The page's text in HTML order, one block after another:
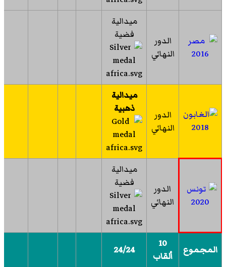
2016
الدور
النهائي
ميدالية
فضية
2018
الدور
النهائي
ميدالية
ذهبية
2020
الدور
النهائي
ميدالية
فضية
المجموع
10
ألقاب
24/24